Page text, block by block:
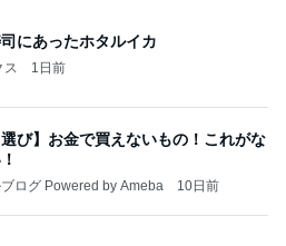
にあったホタルイカ
ス 1日前
選び】お金で買えないもの！これがな
ログ Powered by Ameba 10日前